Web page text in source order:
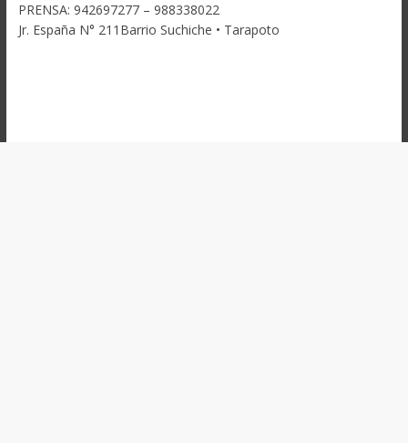
PRENSA: 942697277 – 988338022
Jr. España N° 211Barrio Suchiche • Tarapoto